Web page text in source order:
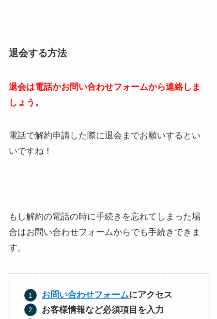
退会する方法
退会は電話かお問い合わせフォームから連絡しま
しょう。
電話で解約申請した際に退会までお願いするとい
いですね！
もし解約の電話の時に手続きを忘れてしまった場
合はお問い合わせフォームからでも手続きできま
す。
お問い合わせフォームにアクセス
お客様情報など必須項目を入力